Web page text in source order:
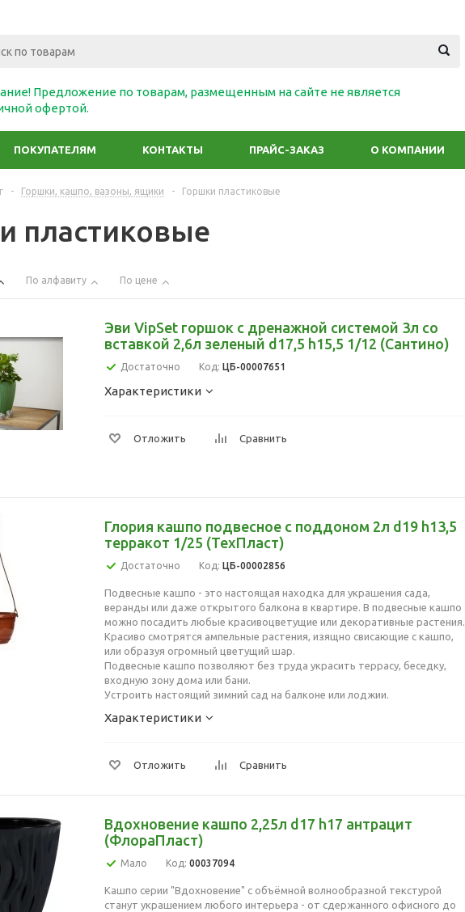
Предложение по товарам, размещенным на сайте не является
офертой.
ПОКУПАТЕЛЯМ КОНТАКТЫ ПРАЙС-ЗАКАЗ О КОМПАНИИ
- Горшки, кашпо, вазоны, ящики - Горшки пластиковые
пластиковые
По алфавиту По цене
Эви VipSet горшок с дренажной системой 3л со
вставкой 2,6л зеленый d17,5 h15,5 1/12 (Сантино)
Достаточно Код: ЦБ-00007651
Характеристики
Отложить Сравнить
Глория кашпо подвесное с поддоном 2л d19 h13,5
терракот 1/25 (ТехПласт)
Достаточно Код: ЦБ-00002856
Подвесные кашпо - это настоящая находка для украшения сада,
веранды или даже открытого балкона в квартире. В подвесные кашпо
можно посадить любые красивоцветущие или декоративные растения.
Красиво смотрятся ампельные растения, изящно свисающие с кашпо,
или образуя огромный цветущий шар.
Подвесные кашпо позволяют без труда украсить террасу, беседку,
входную зону дома или бани.
Устроить настоящий зимний сад на балконе или лоджии.
Характеристики
Отложить Сравнить
Вдохновение кашпо 2,25л d17 h17 антрацит
(ФлораПласт)
Мало Код: 00037094
Кашпо серии "Вдохновение" с объёмной волнообразной текстурой
станут украшением любого интерьера - от сдержанного офисного до